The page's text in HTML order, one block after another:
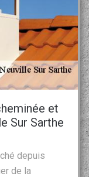
et
Sur Sarthe
depuis
de la